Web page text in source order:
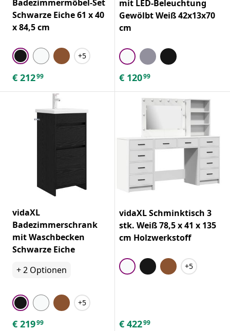
Badezimmermöbel-Set
Schwarze Eiche 61 x 40
x 84,5 cm
+5
€ 21299
mit LED-Beleuchtung
Gewölbt Weiß 42x13x70
cm
€ 12099
vidaXL
Badezimmerschrank
mit Waschbecken
Schwarze Eiche
+2 Optionen
+5
€ 21999
vidaXL Schminktisch 3
stk. Weiß 78,5 x 41 x 135
cm Holzwerkstoff
+5
€ 42299